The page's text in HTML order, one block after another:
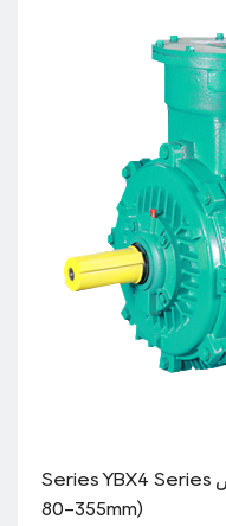
Series YBX4 Series محرك الانفجار الجهد المنخفض (H:
80-355mm)